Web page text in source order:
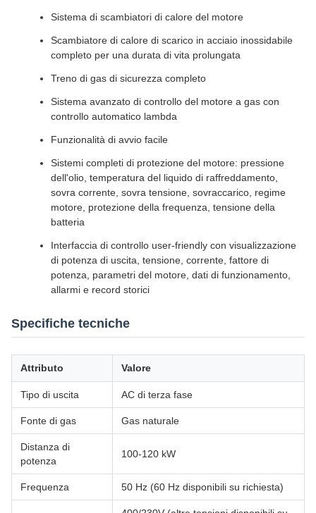
Sistema di scambiatori di calore del motore
Scambiatore di calore di scarico in acciaio inossidabile
completo per una durata di vita prolungata
Treno di gas di sicurezza completo
Sistema avanzato di controllo del motore a gas con
controllo automatico lambda
Funzionalità di avvio facile
Sistemi completi di protezione del motore: pressione
dell'olio, temperatura del liquido di raffreddamento,
sovra corrente, sovra tensione, sovraccarico, regime
motore, protezione della frequenza, tensione della
batteria
Interfaccia di controllo user-friendly con visualizzazione
di potenza di uscita, tensione, corrente, fattore di
potenza, parametri del motore, dati di funzionamento,
allarmi e record storici
Specifiche tecniche
Attributo Valore
Tipo di uscita AC di terza fase
Fonte di gas Gas naturale
Distanza di
potenza
100-120 kW
Frequenza 50 Hz (60 Hz disponibili su richiesta)